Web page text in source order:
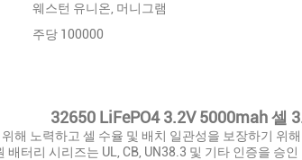
웨스턴 유니온, 머니그램
주당 100000
32650 LiFePO4 3.2V 5000mah 셀
해 노력하고 셀 수율 및 배치 일관성을 보장하기
배터리 시리즈는 UL, CB, UN38.3 및 기타 인증을 승